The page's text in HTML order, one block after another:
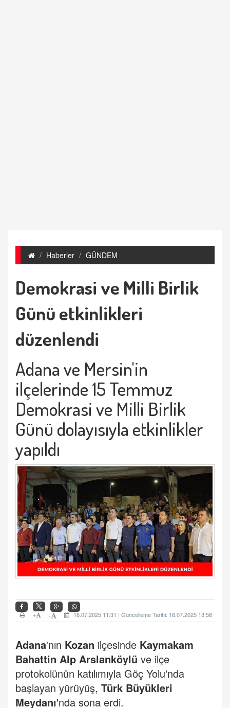
Haberler GÜNDEM
Demokrasi ve Milli Birlik
Günü etkinlikleri
düzenlendi
Adana ve Mersin'in
ilçelerinde 15 Temmuz
Demokrasi ve Milli Birlik
Günü dolayısıyla etkinlikler
yapıldı
16.07.2025 11:31 | Güncelleme Tarihi: 16.07.2025 13:58
-
+
Adana'nın Kozan ilçesinde Kaymakam
Bahattin Alp Arslanköylü ve ilçe
protokolünün katılımıyla Göç Yolu'nda
başlayan yürüyüş, Türk Büyükleri
Meydanı'nda sona erdi.